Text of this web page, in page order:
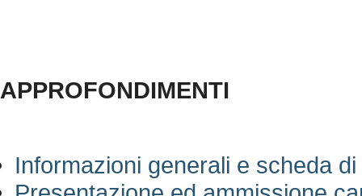
APPROFONDIMENTI
Informazioni generali e scheda